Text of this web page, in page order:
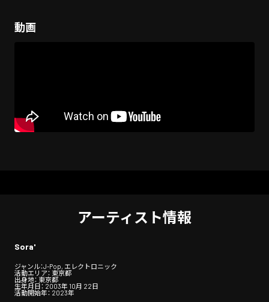
動画
アーティスト情報
Sora'
ジャンル：J-Pop, エレクトロニック
活動エリア： 東京都
出身地： 東京都
生年月日： 2003年 10月 22日
活動開始年： 2023年